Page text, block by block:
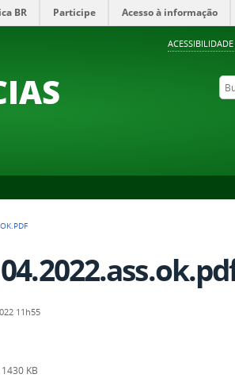
ACESSIBILIDADE
BR Participe Acesso à informação
11h55
KB